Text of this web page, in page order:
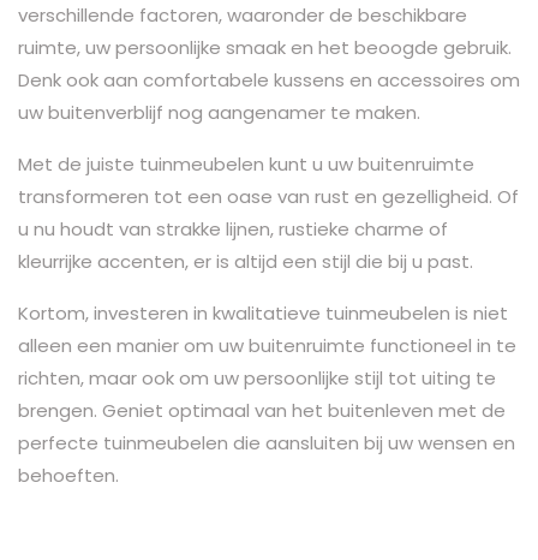
verschillende factoren, waaronder de beschikbare
ruimte, uw persoonlijke smaak en het beoogde gebruik.
Denk ook aan comfortabele kussens en accessoires om
uw buitenverblijf nog aangenamer te maken.
Met de juiste tuinmeubelen kunt u uw buitenruimte
transformeren tot een oase van rust en gezelligheid. Of
u nu houdt van strakke lijnen, rustieke charme of
kleurrijke accenten, er is altijd een stijl die bij u past.
Kortom, investeren in kwalitatieve tuinmeubelen is niet
alleen een manier om uw buitenruimte functioneel in te
richten, maar ook om uw persoonlijke stijl tot uiting te
brengen. Geniet optimaal van het buitenleven met de
perfecte tuinmeubelen die aansluiten bij uw wensen en
behoeften.